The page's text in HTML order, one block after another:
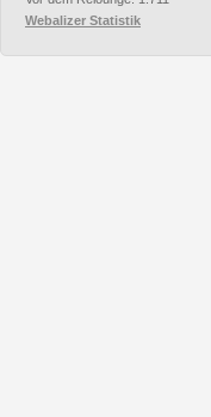
Webalizer Statistik